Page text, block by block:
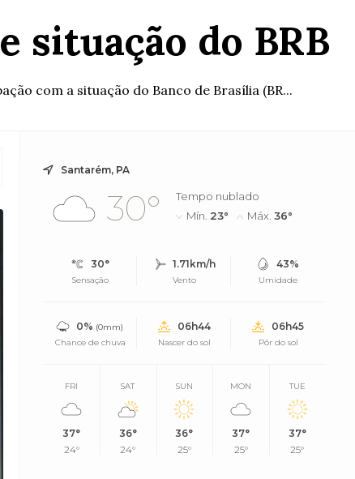
situação do BRB
com a situação do Banco de Brasília (BR...
Santarém, PA
30°
Tempo nublado
Mín. 23° Máx.36°
30°
Sensação
1.71km/h
Vento
43%
Umidade
0% (0mm)
Chance de chuva
06h44
Nascer do sol
06h45
Pôr do sol
FRI
37°
24°
SAT
36°
24°
SUN
36°
25°
MON
37°
25°
TUE
37°
25°